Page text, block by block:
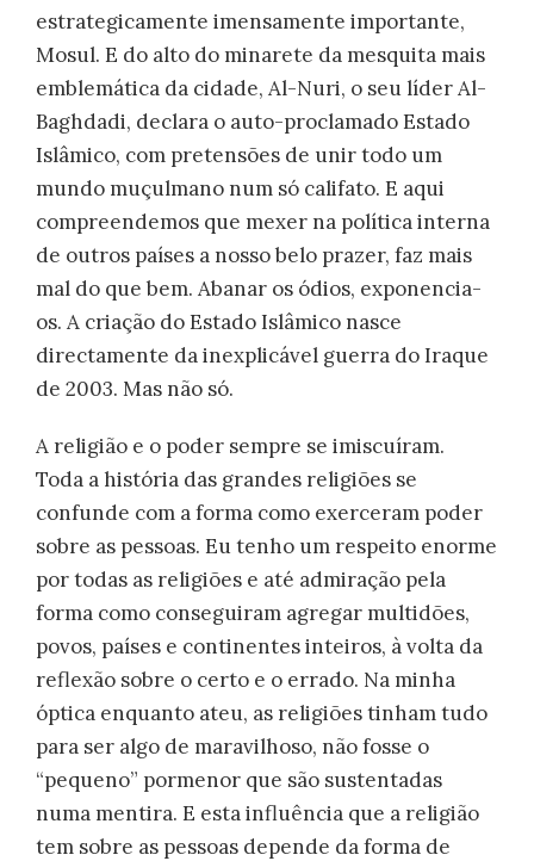
estrategicamente imensamente importante,
Mosul. E do alto do minarete da mesquita mais
emblemática da cidade, Al-Nuri, o seu líder Al-
Baghdadi, declara o auto-proclamado Estado
Islâmico, com pretensões de unir todo um
mundo muçulmano num só califato. E aqui
compreendemos que mexer na política interna
de outros países a nosso belo prazer, faz mais
mal do que bem. Abanar os ódios, exponencia-
os. A criação do Estado Islâmico nasce
directamente da inexplicável guerra do Iraque
de 2003. Mas não só.
A religião e o poder sempre se imiscuíram.
Toda a história das grandes religiões se
confunde com a forma como exerceram poder
sobre as pessoas. Eu tenho um respeito enorme
por todas as religiões e até admiração pela
forma como conseguiram agregar multidões,
povos, países e continentes inteiros, à volta da
reflexão sobre o certo e o errado. Na minha
óptica enquanto ateu, as religiões tinham tudo
para ser algo de maravilhoso, não fosse o
“pequeno” pormenor que são sustentadas
numa mentira. E esta influência que a religião
tem sobre as pessoas depende da forma de